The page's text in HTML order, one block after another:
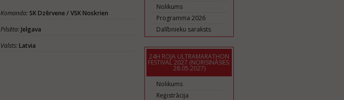
Komanda: SK Dzērvene / VSK Noskrien
Pilsēta:Jelgava
Valsts:Latvia
Nolikums
Programma 2026
Dalībnieku saraksts
24H ROJA ULTRAMARATHON
FESTIVAL 2027 (NORISINĀSIES:
28.05.2027)
Nolikums
Reģistrācija